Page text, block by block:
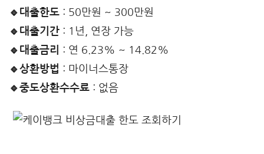
🔹대출한도 : 50만원 ~ 300만원
🔹대출기간 : 1년, 연장 가능
🔹대출금리
: 연 6.23% ~ 14.82%
🔹상환방법 : 마이너스통장
🔹중도상환수수료 : 없음